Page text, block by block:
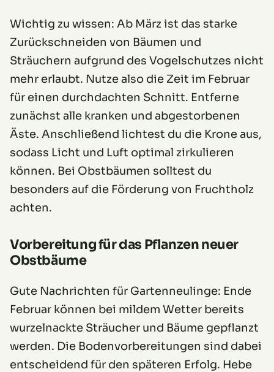
Wichtig zu wissen: Ab März ist das starke
Zurückschneiden von Bäumen und
Sträuchern aufgrund des Vogelschutzes nicht
mehr erlaubt. Nutze also die Zeit im Februar
für einen durchdachten Schnitt. Entferne
zunächst alle kranken und abgestorbenen
Äste. Anschließend lichtest du die Krone aus,
sodass Licht und Luft optimal zirkulieren
können. Bei Obstbäumen solltest du
besonders auf die Förderung von Fruchtholz
achten.
Vorbereitung für das Pflanzen neuer
Obstbäume
Gute Nachrichten für Gartenneulinge: Ende
Februar können bei mildem Wetter bereits
wurzelnackte Sträucher und Bäume gepflanzt
werden. Die Bodenvorbereitungen sind dabei
entscheidend für den späteren Erfolg. Hebe